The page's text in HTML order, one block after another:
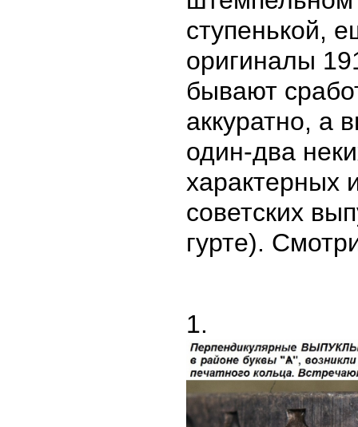
ступенькой,
оригиналы
бывают
аккуратно, а
один-два
характерных
советских
гурте).
1.